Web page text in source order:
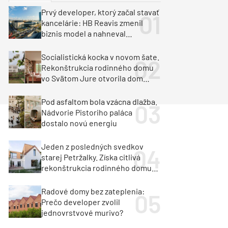
Klimatizácia a vetranie
Milan Murcka
Prvý developer, ktorý začal stavať
kancelárie: HB Reavis zmenil
biznis model a nahneval
Socialistická kocka v novom šate.
Rekonštrukcia rodinného domu
vo Svätom Jure otvorila dom
Pod asfaltom bola vzácna dlažba.
Nádvorie Pistoriho paláca
dostalo novú energiu
Jeden z posledných svedkov
starej Petržalky. Získa citlivá
rekonštrukcia rodinného domu
Radové domy bez zateplenia:
Prečo developer zvolil
jednovrstvové murivo?